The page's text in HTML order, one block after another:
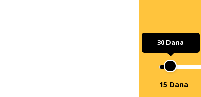
30 Dana
15 Dana